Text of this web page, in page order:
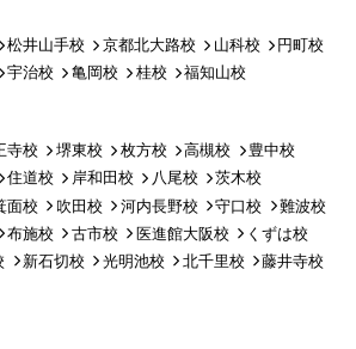
松井山手校 京都北大路校 山科校
円町校
宇治校 亀岡校 桂校 福知山校
寺校 堺東校 枚方校 高槻校
豊中校
住道校 岸和田校 八尾校
茨木校
面校 吹田校 河内長野校 守口校
難波校
布施校 古市校 医進館大阪校
くずは校
新石切校 光明池校 北千里校
藤井寺校